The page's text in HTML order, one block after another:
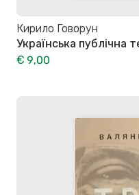
Кирило Говорун
Українська публічна
€ 9,00